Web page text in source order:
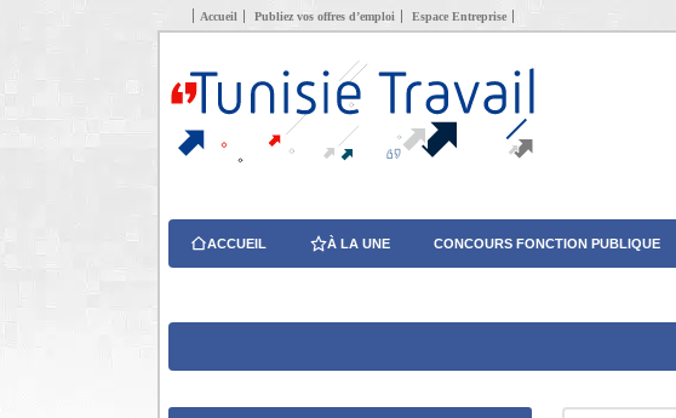
Accueil Publiez vos offres d’emploi Espace Entreprise
ACCUEIL À LA UNE CONCOURS FONCTION PUBLIQUE